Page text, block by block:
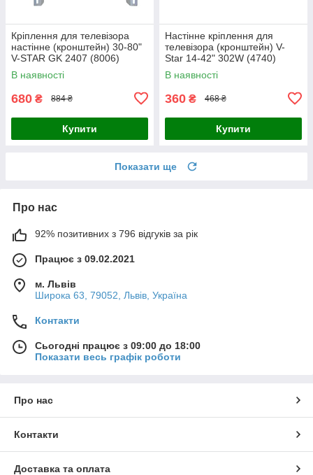
Кріплення для телевізора
настінне (кронштейн) 30-80"
V-STAR GK 2407 (8006)
В наявності
680 ₴ 884 ₴
Купити
Настінне кріплення для
телевізора (кронштейн) V-
Star 14-42" 302W (4740)
В наявності
360 ₴ 468 ₴
Купити
Показати ще
Про нас
92% позитивних з 796 відгуків за рік
Працює з 09.02.2021
м. Львів
Широка 63, 79052, Львів, Україна
Контакти
Сьогодні працює з 09:00 до 18:00
Показати весь графік роботи
Про нас
Контакти
Доставка та оплата